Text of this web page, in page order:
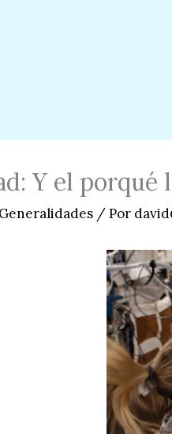
Y el porqué
Generalidades / Por